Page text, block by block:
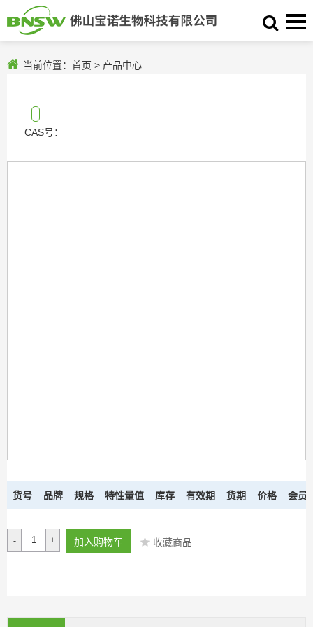
当前位置： 首页 > 产品中心
CAS号：
货号 品牌 规格 特性量值 库存 有效期 货期 价格 会员
- + 加入购物车 收藏商品